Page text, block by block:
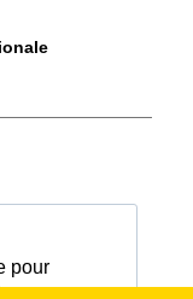
pour